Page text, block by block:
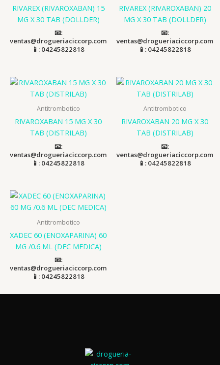
RIVAREX (RIVAROXABAN) 15
MG X 30 TAB (DOLLDER)
📧:
ventas@drogueriaciccorp.com
📱: 04245822818
RIVAREX (RIVAROXABAN) 20
MG X 30 TAB (DOLLDER)
📧:
ventas@drogueriaciccorp.com
📱: 04245822818
Antitrombotico
RIVAROXABAN 15 MG X 30
TAB (DISTRILAB)
📧:
ventas@drogueriaciccorp.com
📱: 04245822818
Antitrombotico
RIVAROXABAN 20 MG X 30
TAB (DISTRILAB)
📧:
ventas@drogueriaciccorp.com
📱: 04245822818
Antitrombotico
XADEC 60 (ENOXAPARINA) 60
MG /0.6 ML (DEC MEDICA)
📧:
ventas@drogueriaciccorp.com
📱: 04245822818